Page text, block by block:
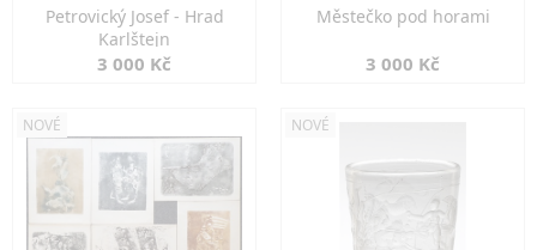
Petrovický Josef - Hrad
Karlštejn
3 000 Kč
Městečko pod horami
3 000 Kč
NOVÉ NOVÉ